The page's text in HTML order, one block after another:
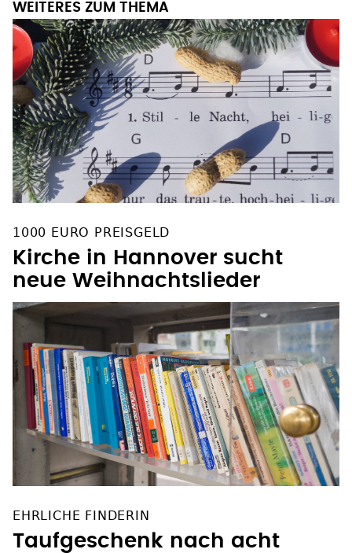
WEITERES ZUM THEMA
1000 EURO PREISGELD
Kirche in Hannover sucht
neue Weihnachtslieder
EHRLICHE FINDERIN
Taufgeschenk nach acht